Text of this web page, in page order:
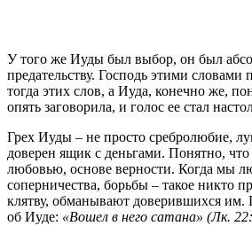
У того же Иуды был выбор, он был
предательству. Господь этими
тогда этих слов, а Иуда, конечно же,
опять заговорила, и голос ее стал
Грех Иуды – не просто сребролюбие,
доверен ящик с деньгами. Понятно, что
любовью, основе верности. Когда мы
соперничества, борьбы – такое никто
клятву, обманывают доверившихся им.
об Иуде: «Вошел в него сатана» (Лк.